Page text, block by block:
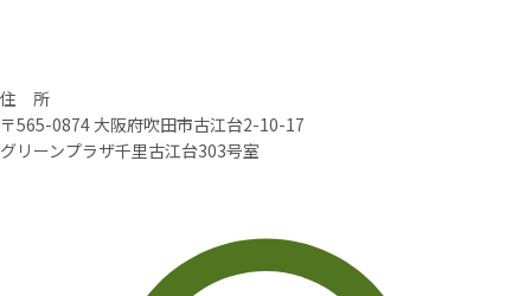
住 所
〒565-0874 大阪府吹田市古江台2-10-17
グリーンプラザ千里古江台303号室